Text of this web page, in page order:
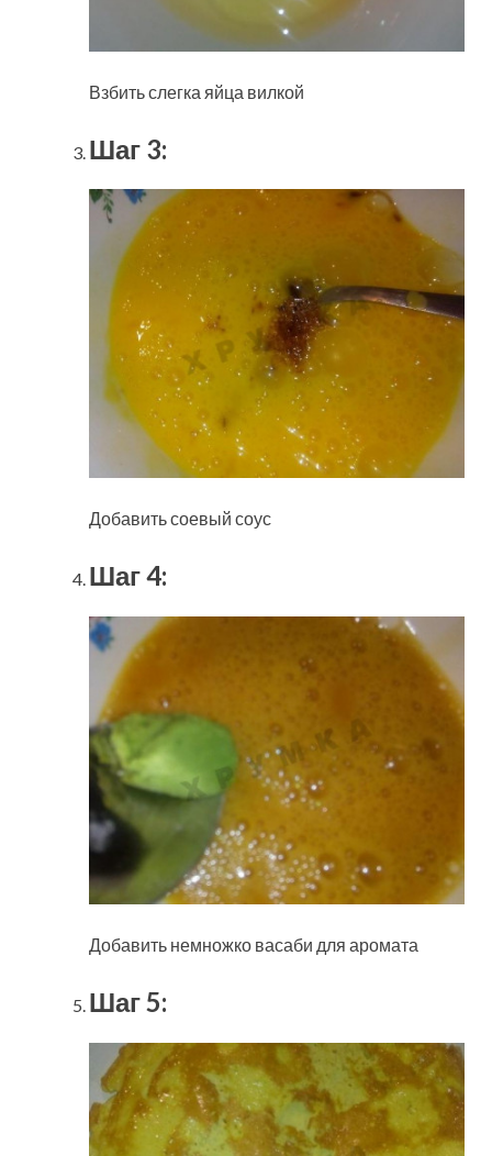
Взбить слегка яйца вилкой
Шаг 3:
Добавить соевый соус
Шаг 4:
Добавить немножко васаби для аромата
Шаг 5: